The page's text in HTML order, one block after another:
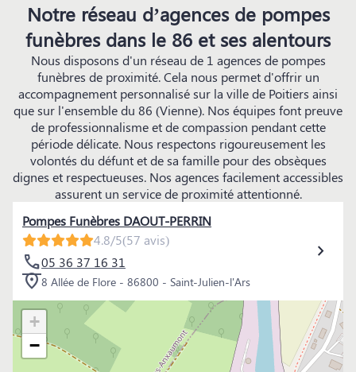
Notre réseau d’agences de pompes
funèbres dans le 86 et ses alentours
Nous disposons d'un réseau de 1 agences de pompes
funèbres de proximité. Cela nous permet d'offrir un
accompagnement personnalisé sur la ville de Poitiers ainsi
que sur l'ensemble du 86 (Vienne). Nos équipes font preuve
de professionnalisme et de compassion pendant cette
période délicate. Nous respectons rigoureusement les
volontés du défunt et de sa famille pour des obsèques
dignes et respectueuses. Nos agences facilement accessibles
assurent un service de proximité attentionné.
Pompes Funèbres DAOUT-PERRIN
4.8/5(57 avis)
05 36 37 16 31
8 Allée de Flore - 86800 - Saint-Julien-l'Ars
+
−